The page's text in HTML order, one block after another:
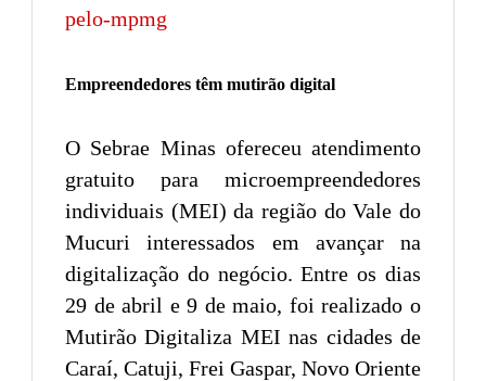
pelo-mpmg
Empreendedores têm mutirão digital
O Sebrae Minas ofereceu atendimento
gratuito para microempreendedores
individuais (MEI) da região do Vale do
Mucuri interessados em avançar na
digitalização do negócio. Entre os dias
29 de abril e 9 de maio, foi realizado o
Mutirão Digitaliza MEI nas cidades de
Caraí, Catuji, Frei Gaspar, Novo Oriente